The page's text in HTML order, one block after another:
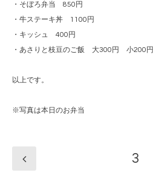
・そぼろ弁当 850円
・牛ステーキ丼 1100円
・キッシュ 400円
・あさりと枝豆のご飯 大300円 小200円
以上です。
※写真は本日のお弁当
3